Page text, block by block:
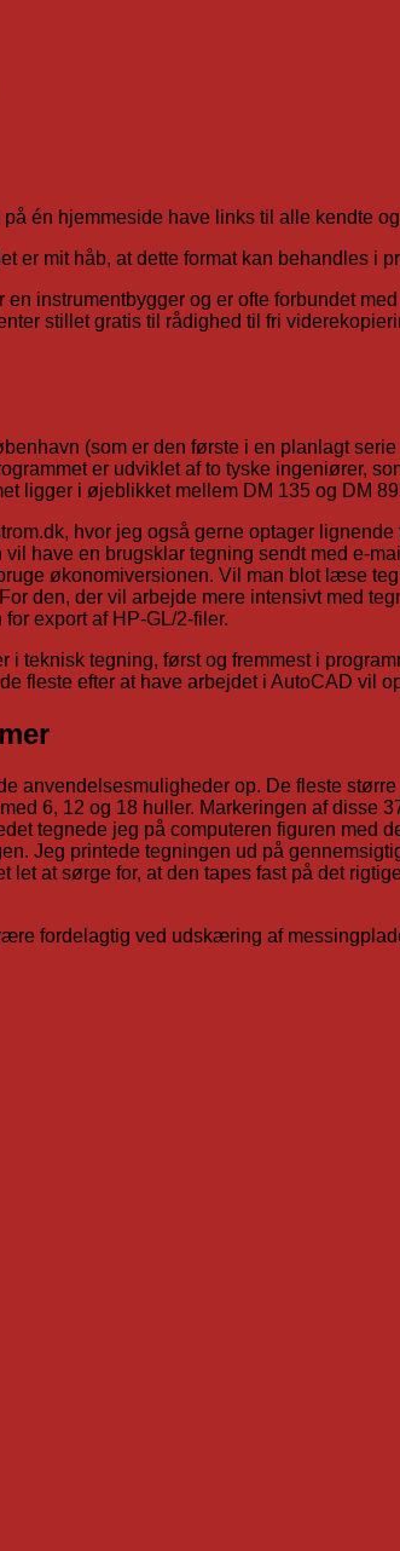
én hjemmeside have links til alle kendte
er mit håb, at dette format kan behandles i
instrumentbygger og er ofte forbundet
stillet gratis til rådighed til fri
(som er den første i en planlagt
er udviklet af to tyske ingeniører,
ligger i øjeblikket mellem DM 135 og DM
hvor jeg også gerne optager
have en brugsklar tegning sendt med e-
økonomiversionen. Vil man blot læse
den, der vil arbejde mere intensivt med
export af HP-GL/2-filer.
teknisk tegning, først og fremmest i
fleste efter at have arbejdet i AutoCAD vil
anvendelsesmuligheder op. De fleste
6, 12 og 18 huller. Markeringen af disse
tegnede jeg på computeren figuren med
Jeg printede tegningen ud på
at sørge for, at den tapes fast på det
fordelagtig ved udskæring af